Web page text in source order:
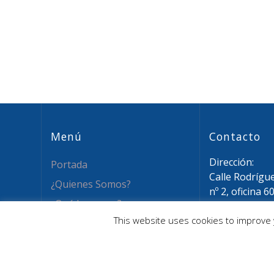
Menú
Portada
¿Quienes Somos?
¿Qué hacemos?
Contacto
Dirección:
Calle
nº 2, oficina
Email:
This website uses cookies to